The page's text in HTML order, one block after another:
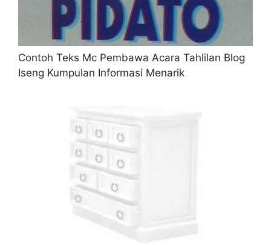
Contoh Teks Mc Pembawa Acara Tahlilan Blog
Iseng Kumpulan Informasi Menarik